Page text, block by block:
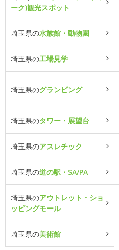
ーク)観光スポット
埼玉県の水族館・動物園
埼玉県の工場見学
埼玉県のグランピング
埼玉県のタワー・展望台
埼玉県のアスレチック
埼玉県の道の駅・SA/PA
埼玉県のアウトレット・ショ
ッピングモール
埼玉県の美術館